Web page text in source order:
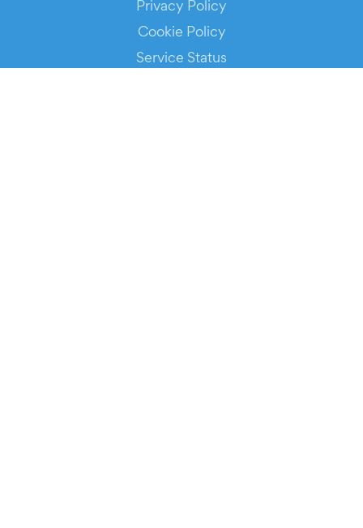
Privacy Policy
Cookie Policy
Service Status